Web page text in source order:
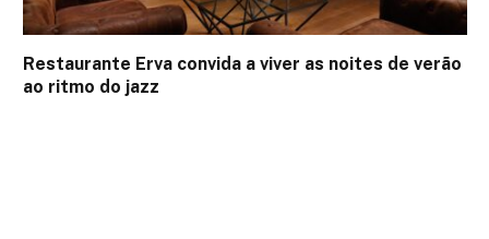
Restaurante Erva convida a viver as noites de verão
ao ritmo do jazz